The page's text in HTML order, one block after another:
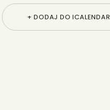
+ DODAJ DO ICALENDAR